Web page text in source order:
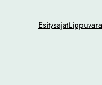
Esitysajat